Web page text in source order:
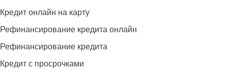
Кредит онлайн на карту
Рефинансирование кредита онлайн
Рефинансирование кредита
Кредит с просрочками